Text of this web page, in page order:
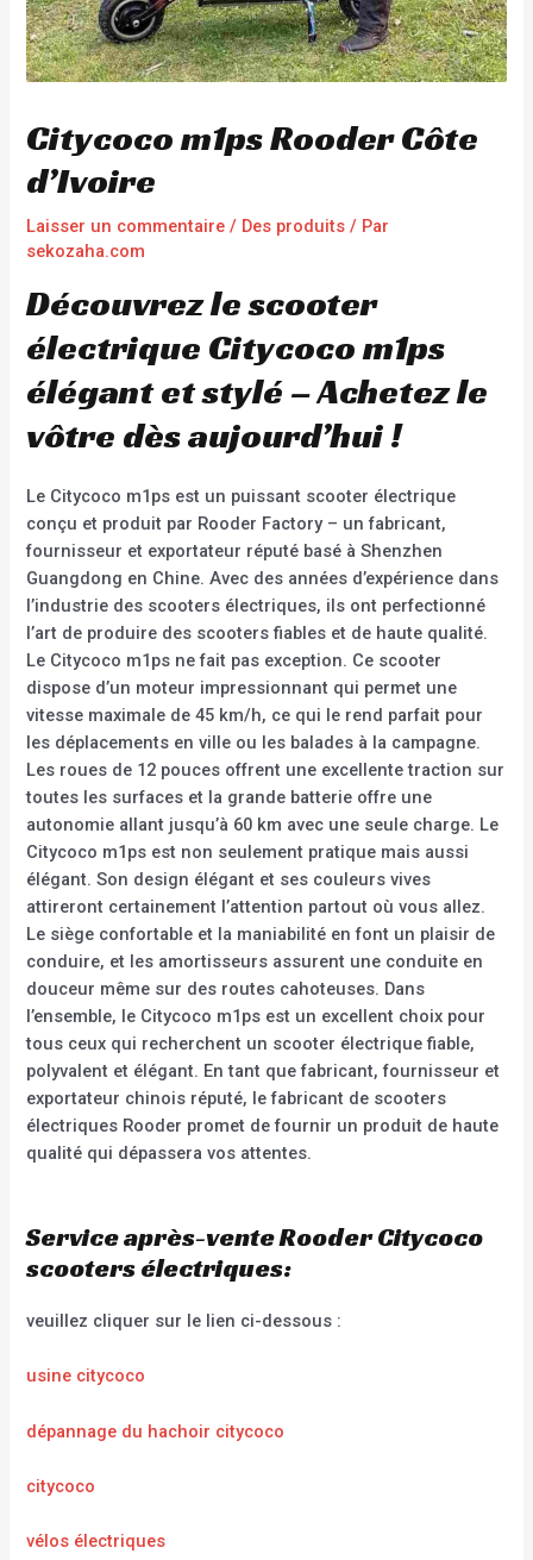
Citycoco m1ps Rooder Côte
d’Ivoire
Laisser un commentaire / Des produits / Par
sekozaha.com
Découvrez le scooter
électrique Citycoco m1ps
élégant et stylé – Achetez le
vôtre dès aujourd’hui !
Le Citycoco m1ps est un puissant scooter électrique
conçu et produit par Rooder Factory – un fabricant,
fournisseur et exportateur réputé basé à Shenzhen
Guangdong en Chine. Avec des années d’expérience dans
l’industrie des scooters électriques, ils ont perfectionné
l’art de produire des scooters fiables et de haute qualité.
Le Citycoco m1ps ne fait pas exception. Ce scooter
dispose d’un moteur impressionnant qui permet une
vitesse maximale de 45 km/h, ce qui le rend parfait pour
les déplacements en ville ou les balades à la campagne.
Les roues de 12 pouces offrent une excellente traction sur
toutes les surfaces et la grande batterie offre une
autonomie allant jusqu’à 60 km avec une seule charge. Le
Citycoco m1ps est non seulement pratique mais aussi
élégant. Son design élégant et ses couleurs vives
attireront certainement l’attention partout où vous allez.
Le siège confortable et la maniabilité en font un plaisir de
conduire, et les amortisseurs assurent une conduite en
douceur même sur des routes cahoteuses. Dans
l’ensemble, le Citycoco m1ps est un excellent choix pour
tous ceux qui recherchent un scooter électrique fiable,
polyvalent et élégant. En tant que fabricant, fournisseur et
exportateur chinois réputé, le fabricant de scooters
électriques Rooder promet de fournir un produit de haute
qualité qui dépassera vos attentes.
Service après-vente Rooder Citycoco
scooters électriques:
veuillez cliquer sur le lien ci-dessous :
usine citycoco
dépannage du hachoir citycoco
citycoco
vélos électriques